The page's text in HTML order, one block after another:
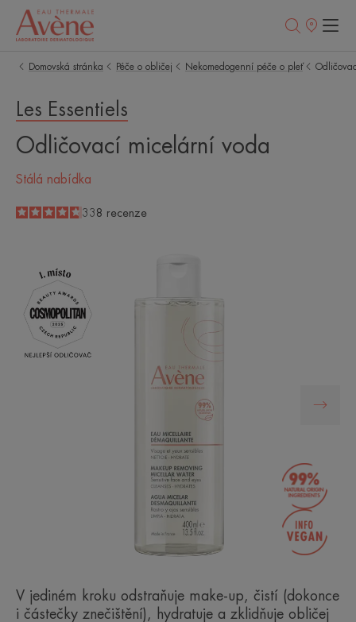
Prodejní
Domovská stránka Péče o obličej Nekomedogenní péče o pleť
Les Essentiels
Odličovací micelární voda
Stálá nabídka
4.8
/
5
338 recenze
V jediném kroku odstraňuje make-up, čistí (dokonce
i částečky znečištění), hydratuje a zklidňuje obličej